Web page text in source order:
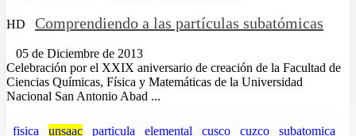
HD Comprendiendo a las partículas subatómicas
05 de Diciembre de 2013
Celebración por el XXIX aniversario de creación de la Facultad de
Ciencias Químicas, Física y Matemáticas de la Universidad
Nacional San Antonio Abad ...
fisica unsaac particula elemental cusco cuzco
subatomica